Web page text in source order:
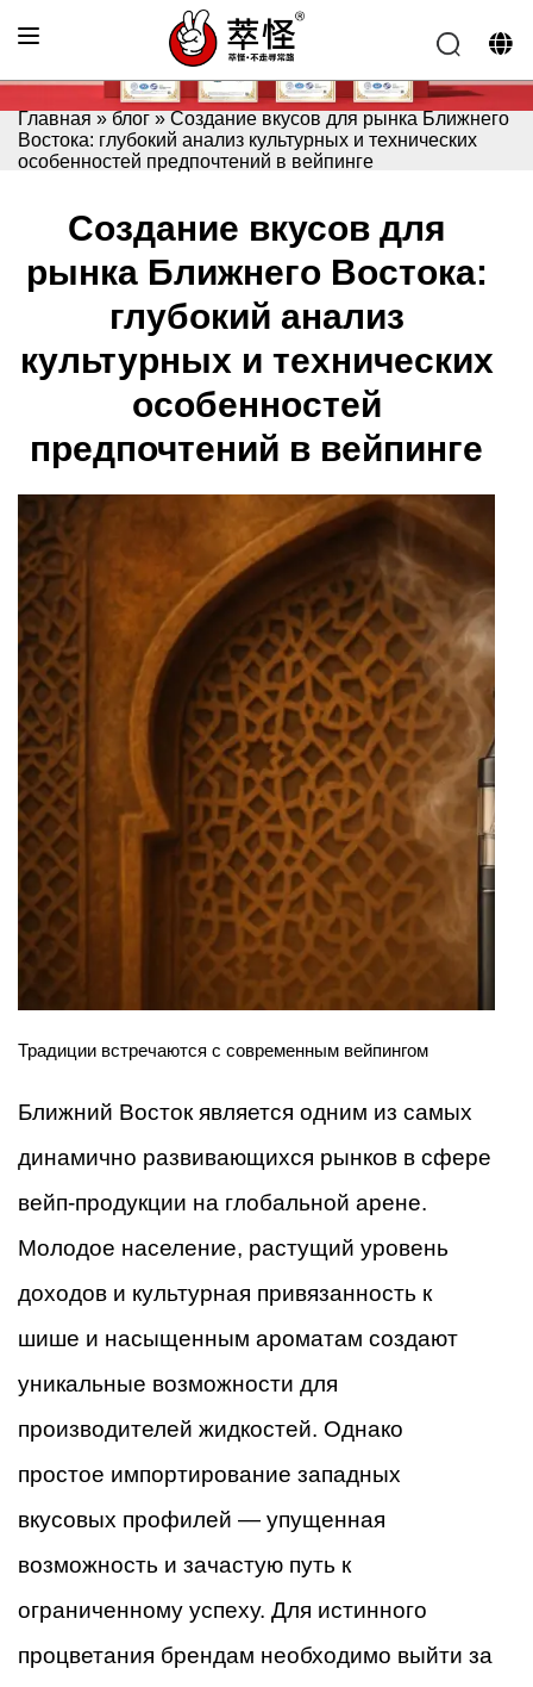
Главная » блог » Создание вкусов для рынка Ближнего
Востока: глубокий анализ культурных и технических
особенностей предпочтений в вейпинге
Создание вкусов для
рынка Ближнего Востока:
глубокий анализ
культурных и технических
особенностей
предпочтений в вейпинге
Традиции встречаются с современным вейпингом
Ближний Восток является одним из самых
динамично развивающихся рынков в сфере
вейп-продукции на глобальной арене.
Молодое население, растущий уровень
доходов и культурная привязанность к
шише и насыщенным ароматам создают
уникальные возможности для
производителей жидкостей. Однако
простое импортирование западных
вкусовых профилей — упущенная
возможность и зачастую путь к
ограниченному успеху. Для истинного
процветания брендам необходимо выйти за